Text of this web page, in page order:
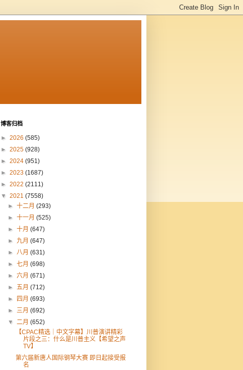
博客归档
► 2026 (585)
► 2025 (928)
► 2024 (951)
► 2023 (1687)
► 2022 (2111)
▼ 2021 (7558)
►十二月(293)
►十一月(525)
►十月(647)
► 九月(647)
►八月(631)
►七月(698)
►六月(671)
►五月(712)
►
四月(693)
►三月(692)
▼二月(652)
【CPAC精选｜中文字幕】川普演讲精彩
片段之三：什么是川普主义【希望之声
TV】
第六届新唐人国际钢琴大赛 即日起接受报
名